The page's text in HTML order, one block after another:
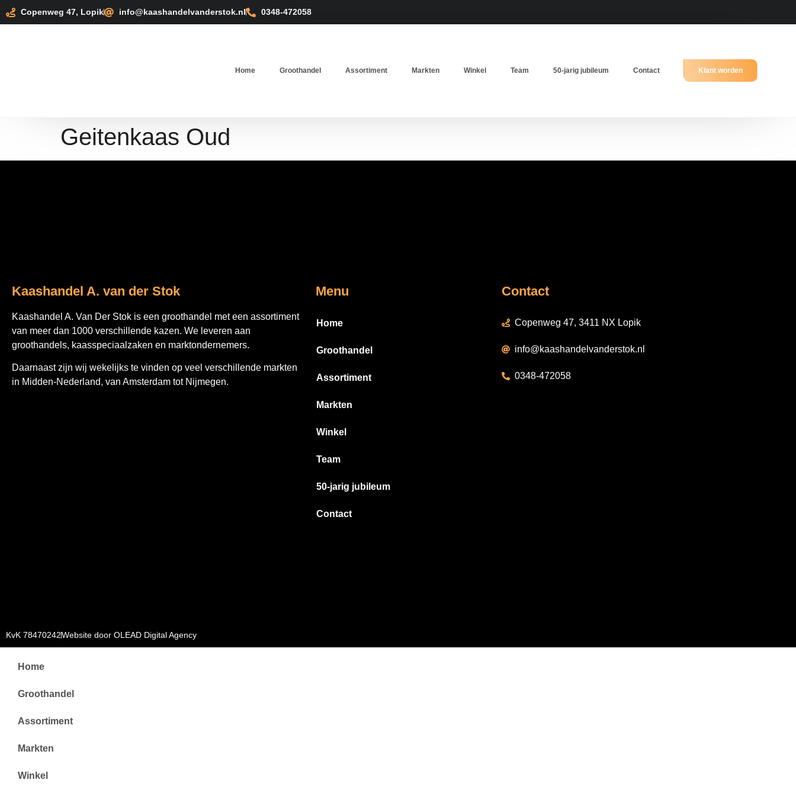
Copenweg 47, Lopik info@kaashandelvanderstok.nl 0348-472058
Home Groothandel Assortiment Markten Winkel Team 50-jarig jubileum Contact Klant worden
Geitenkaas Oud
Kaashandel A. van der Stok
Kaashandel A. Van Der Stok is een groothandel met een assortiment
van meer dan 1000 verschillende kazen. We leveren aan
groothandels, kaasspeciaalzaken en marktondernemers.
Daarnaast zijn wij wekelijks te vinden op veel verschillende markten
in Midden-Nederland, van Amsterdam tot Nijmegen.
Menu
Home
Groothandel
Assortiment
Markten
Winkel
Team
50-jarig jubileum
Contact
Contact
Copenweg 47, 3411 NX Lopik
info@kaashandelvanderstok.nl
0348-472058
KvK 78470242Website door OLEAD Digital Agency
Home
Groothandel
Assortiment
Markten
Winkel